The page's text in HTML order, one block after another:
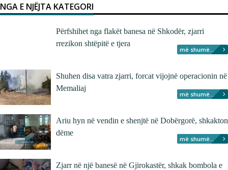
NGA E NJËJTA KATEGORI
Përfshihet nga flakët banesa në Shkodër, zjarri
rrezikon shtëpitë e tjera
më shumë...
Shuhen disa vatra zjarri, forcat vijojnë operacionin në
Memaliaj
më shumë...
Ariu hyn në vendin e shenjtë në Dobërgorë, shkakton
dëme
më shumë...
Zjarr në një banesë në Gjirokastër, shkak bombola e